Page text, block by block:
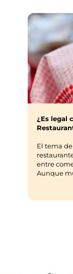
¿Es legal
El tema
entre
Aunque